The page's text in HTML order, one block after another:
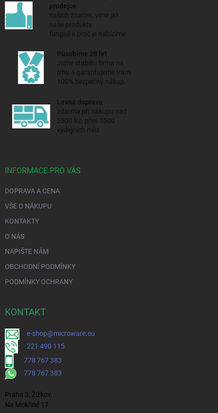
prodejce
našich značek, víme jak
naše produkty
fungují a proč je nabízíme
Působíme 28 let
Jsme stabilní firma na
trhu a garantujeme Vám
100% bezpečný nákup.
Levná doprava
zdarma při nákupu nad
2500 Kč, přes 3500
výdejních míst
INFORMACE PRO VÁS
DOPRAVA A CENA
VŠE O NÁKUPU
KONTAKTY
O NÁS
NAPIŠTE NÁM
OBCHODNÍ PODMÍNKY
PODMÍNKY OCHRANY
KONTAKT
e-shop@microware.eu
221 490 115
778 767 383
778 767 383
Praha 3, Žižkov,
Na Mokřině 17